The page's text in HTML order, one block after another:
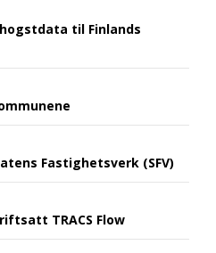
til Finlands
Fastighetsverk (SFV)
TRACS Flow